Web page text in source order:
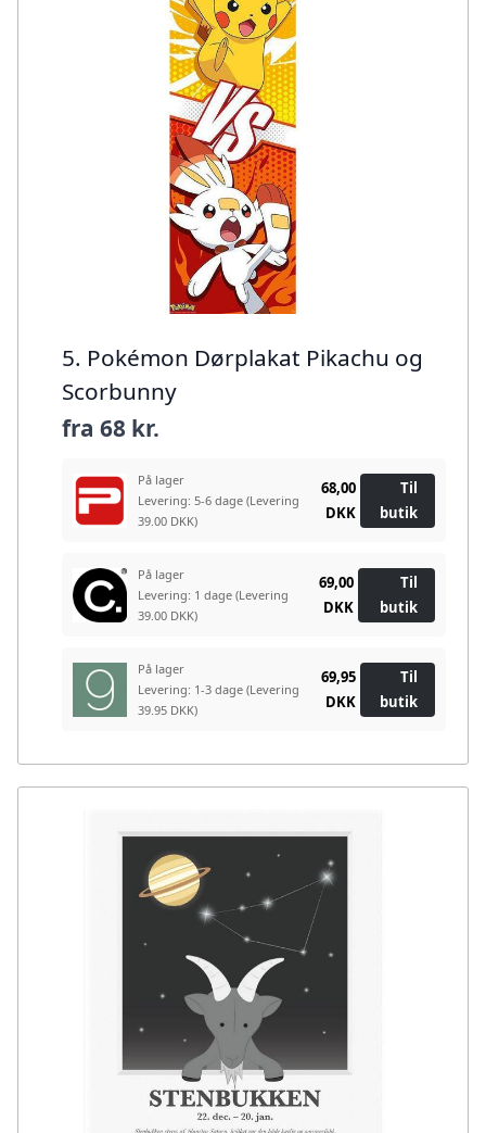
5. Pokémon Dørplakat Pikachu og
Scorbunny
fra 68 kr.
På lager
Levering: 5-6 dage (Levering
39.00 DKK)
68,00
DKK
Til
butik
På lager
Levering: 1 dage (Levering
39.00 DKK)
69,00
DKK
Til
butik
På lager
Levering: 1-3 dage (Levering
39.95 DKK)
69,95
DKK
Til
butik